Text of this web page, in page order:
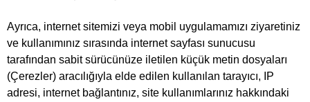
Ayrıca, internet sitemizi veya mobil uygulamamızı ziyaretiniz
ve kullanımınız sırasında internet sayfası sunucusu
tarafından sabit sürücünüze iletilen küçük metin dosyaları
(Çerezler) aracılığıyla elde edilen kullanılan tarayıcı, IP
adresi, internet bağlantınız, site kullanımlarınız hakkındaki